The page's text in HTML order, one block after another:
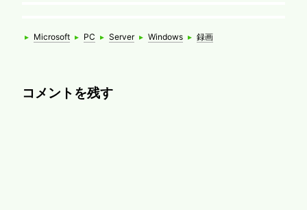
Categories
▸ Microsoft ▸ PC ▸ ServerTags
▸ Windows ▸ 録画
コメントを残す